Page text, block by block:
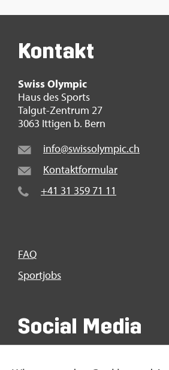
Kon­takt
Swiss Olym­pic
Haus des Sports
Tal­gut-Zen­trum 27
3063 It­ti­gen b. Bern
info@​swi​ssol​ympi​c.​ch
Kon­takt­for­mu­lar
+41 31 359 71 11
FAQ
Sport­jobs
So­ci­al Media